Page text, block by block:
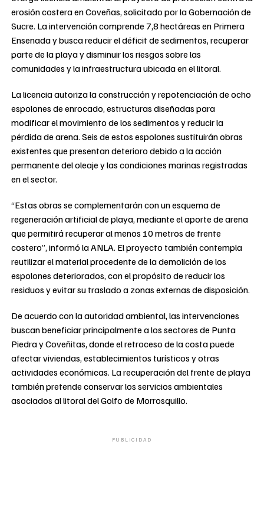
erosión costera en Coveñas, solicitado por la Gobernación de
Sucre. La intervención comprende 7,8 hectáreas en Primera
Ensenada y busca reducir el déficit de sedimentos, recuperar
parte de la playa y disminuir los riesgos sobre las
comunidades y la infraestructura ubicada en el litoral.
La licencia autoriza la construcción y repotenciación de ocho
espolones de enrocado, estructuras diseñadas para
modificar el movimiento de los sedimentos y reducir la
pérdida de arena. Seis de estos espolones sustituirán obras
existentes que presentan deterioro debido a la acción
permanente del oleaje y las condiciones marinas registradas
en el sector.
“Estas obras se complementarán con un esquema de
regeneración artificial de playa, mediante el aporte de arena
que permitirá recuperar al menos 10 metros de frente
costero”, informó la ANLA. El proyecto también contempla
reutilizar el material procedente de la demolición de los
espolones deteriorados, con el propósito de reducir los
residuos y evitar su traslado a zonas externas de disposición.
De acuerdo con la autoridad ambiental, las intervenciones
buscan beneficiar principalmente a los sectores de Punta
Piedra y Coveñitas, donde el retroceso de la costa puede
afectar viviendas, establecimientos turísticos y otras
actividades económicas. La recuperación del frente de playa
también pretende conservar los servicios ambientales
asociados al litoral del Golfo de Morrosquillo.
PUBLICIDAD